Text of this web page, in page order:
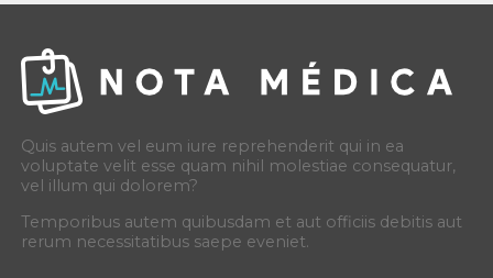
Quis autem vel eum iure reprehenderit qui in ea
voluptate velit esse quam nihil molestiae consequatur,
vel illum qui dolorem?
Temporibus autem quibusdam et aut officiis debitis aut
rerum necessitatibus saepe eveniet.